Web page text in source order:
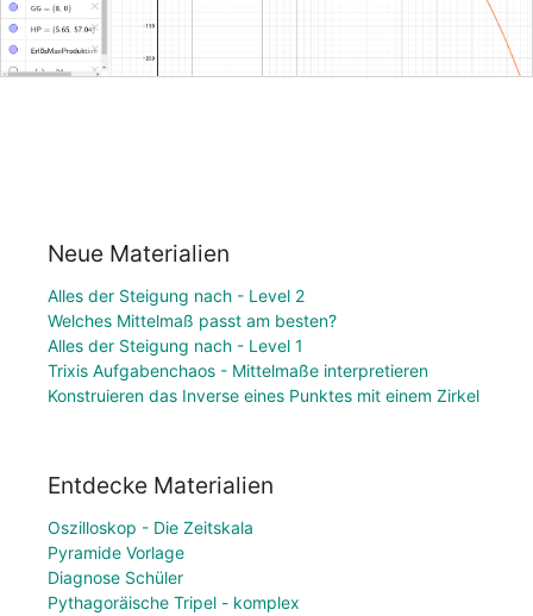
Neue Materialien
Alles der Steigung nach - Level 2
Welches Mittelmaß passt am besten?
Alles der Steigung nach - Level 1
Trixis Aufgabenchaos - Mittelmaße interpretieren
Konstruieren das Inverse eines Punktes mit einem Zirkel
Entdecke Materialien
Oszilloskop - Die Zeitskala
Pyramide Vorlage
Diagnose Schüler
Pythagoräische Tripel - komplex